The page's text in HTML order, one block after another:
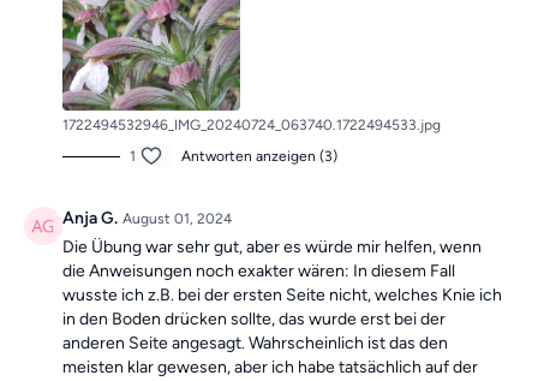
1722494532946_IMG_20240724_063740.1722494533.jpg
1
Antworten anzeigen (3)
Anja G. August 01, 2024
Die Übung war sehr gut, aber es würde mir helfen, wenn
die Anweisungen noch exakter wären: In diesem Fall
wusste ich z.B. bei der ersten Seite nicht, welches Knie ich
in den Boden drücken sollte, das wurde erst bei der
anderen Seite angesagt. Wahrscheinlich ist das den
meisten klar gewesen, aber ich habe tatsächlich auf der